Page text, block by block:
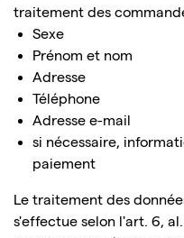
traitement des
Sexe
Prénom et nom
Adresse
Téléphone
Adresse e-mail
si nécessaire,
paiement
Le traitement des
s'effectue selon l'art. 6, al.